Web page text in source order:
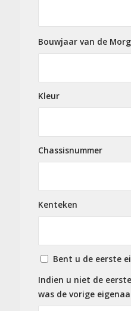
Bouwjaar van de
Kleur
Chassisnummer
Kenteken
Bent u de eerste
Indien u niet de
was de vorige